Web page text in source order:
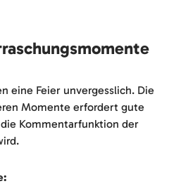
eine Feier unvergesslich. Die
Momente erfordert gute
Kommentarfunktion der